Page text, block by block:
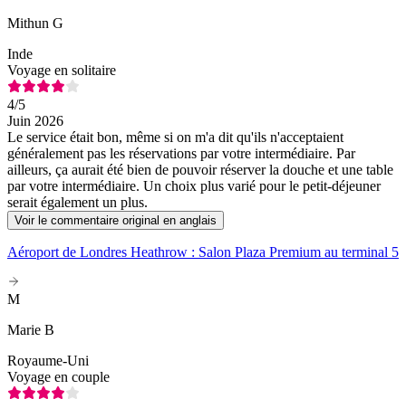
Mithun G
Inde
Voyage en solitaire
4/5
Juin 2026
Le service était bon, même si on m'a dit qu'ils n'acceptaient
généralement pas les réservations par votre intermédiaire. Par
ailleurs, ça aurait été bien de pouvoir réserver la douche et une table
par votre intermédiaire. Un choix plus varié pour le petit-déjeuner
serait également un plus.
Voir le commentaire original en anglais
Aéroport de Londres Heathrow : Salon Plaza Premium au terminal 5
M
Marie B
Royaume-Uni
Voyage en couple